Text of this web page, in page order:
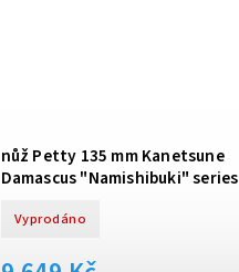
nůž Petty 135 mm Kanetsune
Damascus "Namishibuki" series
Vyprodáno